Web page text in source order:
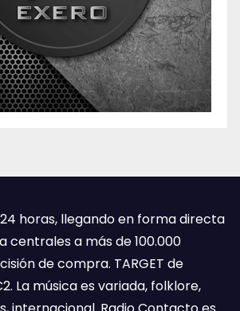
horas, llegando en forma directa
centrales a más de 100.000
de compra. TARGET de
La música es variada, folklore,